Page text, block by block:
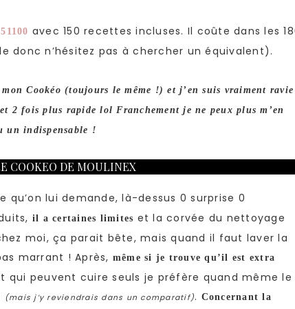
avec 150 recettes incluses. Il coûte dans les
donc n’hésitez pas à chercher un équivalent).
Cookéo (toujours le même !) et j’en suis vraiment
2 fois plus rapide lol Franchement je ne peux plus m’en
un indispensable !
COOKEO DE MOULINEX
lui demande, là-dessus 0 surprise 0
il a certaines limites et la corvée du nettoyage
moi, ça parait bête, mais quand il faut laver la
marrant ! Après, même si je trouve qu’il est extra
qui peuvent cuire seuls je préfère quand même le
(mais j’y reviendrais dans un comparatif). Concernant la